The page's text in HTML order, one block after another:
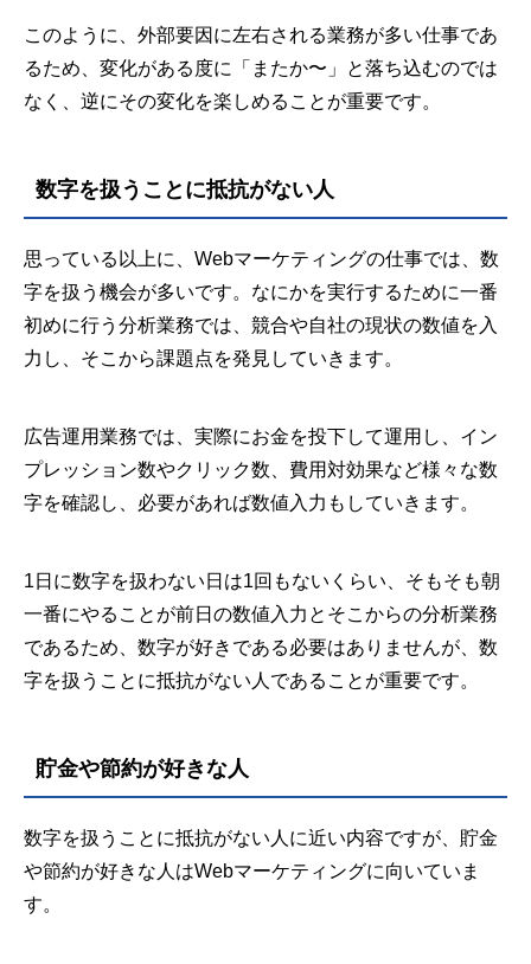
このように、外部要因に左右される業務が多い仕事であ
るため、変化がある度に「またか〜」と落ち込むのでは
なく、逆にその変化を楽しめることが重要です。
数字を扱うことに抵抗がない人
思っている以上に、Webマーケティングの仕事では、数
字を扱う機会が多いです。なにかを実行するために一番
初めに行う分析業務では、競合や自社の現状の数値を入
力し、そこから課題点を発見していきます。
広告運用業務では、実際にお金を投下して運用し、イン
プレッション数やクリック数、費用対効果など様々な数
字を確認し、必要があれば数値入力もしていきます。
1日に数字を扱わない日は1回もないくらい、そもそも朝
一番にやることが前日の数値入力とそこからの分析業務
であるため、数字が好きである必要はありませんが、数
字を扱うことに抵抗がない人であることが重要です。
貯金や節約が好きな人
数字を扱うことに抵抗がない人に近い内容ですが、貯金
や節約が好きな人はWebマーケティングに向いていま
す。